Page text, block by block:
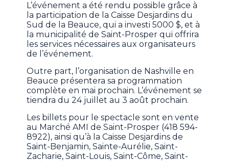
L’événement a été rendu possible grâce à
la participation de la Caisse Desjardins du
Sud de la Beauce, qui a investi 5000 $, et à
la municipalité de Saint-Prosper qui offrira
les services nécessaires aux organisateurs
de l’événement.
Outre part, l’organisation de Nashville en
Beauce présentera sa programmation
complète en mai prochain. L’événement se
tiendra du 24 juillet au 3 août prochain.
Les billets pour le spectacle sont en vente
au Marché AMI de Saint-Prosper (418 594-
8922), ainsi qu’à la Caisse Desjardins de
Saint-Benjamin, Sainte-Aurélie, Saint-
Zacharie, Saint-Louis, Saint-Côme, Saint-